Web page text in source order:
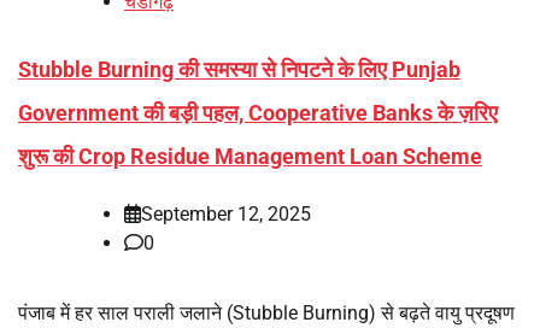
Stubble Burning की समस्या से निपटने के लिए Punjab
Government की बड़ी पहल, Cooperative Banks के ज़रिए
शुरू की Crop Residue Management Loan Scheme
September 12, 2025
0
पंजाब में हर साल पराली जलाने (Stubble Burning) से बढ़ते वायु प्रदूषण